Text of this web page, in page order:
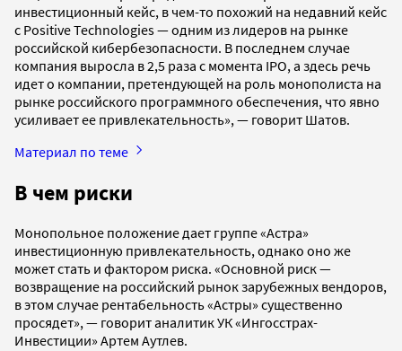
инвестиционный кейс, в чем-то похожий на недавний кейс
с Positive Technologies — одним из лидеров на рынке
российской кибербезопасности. В последнем случае
компания выросла в 2,5 раза с момента IPO, а здесь речь
идет о компании, претендующей на роль монополиста на
рынке российского программного обеспечения, что явно
усиливает ее привлекательность», — говорит Шатов.
Материал по теме
В чем риски
Монопольное положение дает группе «Астра»
инвестиционную привлекательность, однако оно же
может стать и фактором риска. «Основной риск —
возвращение на российский рынок зарубежных вендоров,
в этом случае рентабельность «Астры» существенно
просядет», — говорит аналитик УК «Ингосстрах-
Инвестиции» Артем Аутлев.